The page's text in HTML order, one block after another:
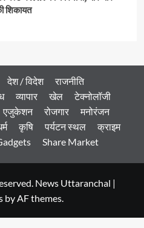
शिकायत
देश / विदेश
राजनीति
व्यापार खेल
टेक्नोलॉजी
एजुकेशन रोजगार
मनोरंजन
कृषि पर्यटन स्थल
क्राइम
Share Market
News Uttaranchal |
by AF themes.